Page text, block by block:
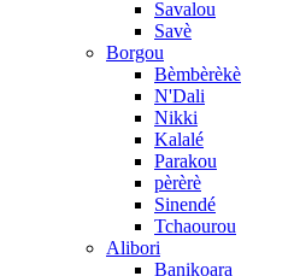
Savalou
Savè
Borgou
Bèmbèrèkè
N'Dali
Nikki
Kalalé
Parakou
pèrèrè
Sinendé
Tchaourou
Alibori
Banikoara